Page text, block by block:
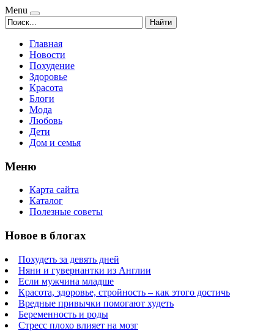
Menu
Найти
Главная
Новости
Похудение
Здоровье
Красота
Блоги
Мода
Любовь
Дети
Дом и семья
Меню
Карта сайта
Каталог
Полезные советы
Новое в блогах
Похудеть за девять дней
Няни и гувернантки из Англии
Если мужчина младше
Красота, здоровье, стройность – как этого достичь
Вредные привычки помогают худеть
Беременность и роды
Стресс плохо влияет на мозг